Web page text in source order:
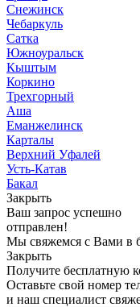
Снежинск
Чебаркуль
Сатка
Южноуральск
Кыштым
Коркино
Трехгорный
Аша
Еманжелинск
Карталы
Верхний Уфалей
Усть-Катав
Бакал
Закрыть
Ваш запрос успешно
отправлен!
Мы свяжемся с Вами в
Закрыть
Получите бесплатную
Оставьте свой номер
и наш специалист